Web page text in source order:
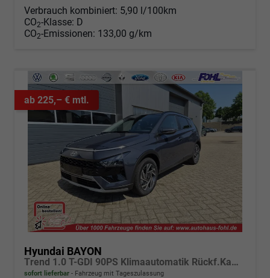
Verbrauch kombiniert: 5,90 l/100km
CO2-Klasse: D
CO2-Emissionen: 133,00 g/km
ab 225,– € mtl.
Hyundai BAYON
Trend 1.0 T-GDI 90PS Klimaautomatik Rückf.Kamera Parksensoren Sitzheizung Lenkradheizung Bluetooth Touchscreen Tempomat Apple CarPlay + Android Auto 16"LM
sofort lieferbar Fahrzeug mit Tageszulassung